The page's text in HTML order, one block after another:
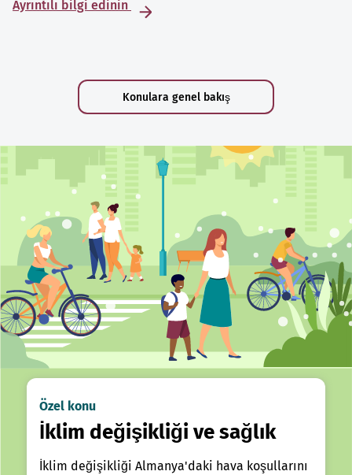
Ayrıntılı bilgi edinin
Konulara genel bakış
Özel konu
İklim değişikliği ve sağlık
İklim değişikliği Almanya'daki hava koşullarını